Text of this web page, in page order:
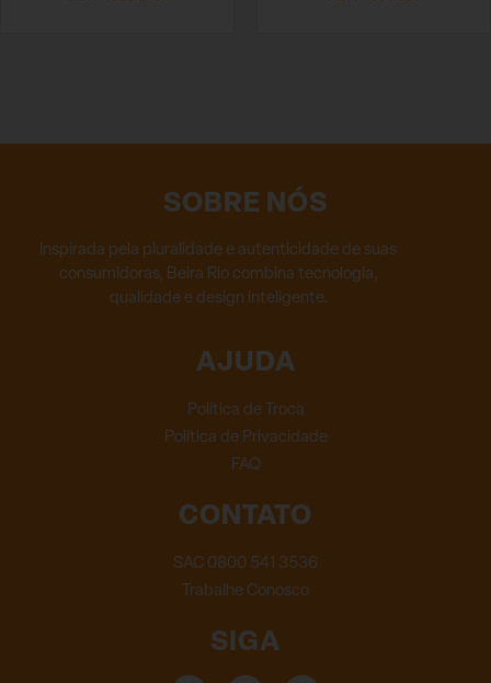
SOBRE NÓS
Inspirada pela pluralidade e autenticidade de suas
consumidoras, Beira Rio combina tecnologia,
qualidade e design inteligente.
AJUDA
Política de Troca
Política de Privacidade
FAQ
CONTATO
SAC 0800 541 3536
Trabalhe Conosco
SIGA